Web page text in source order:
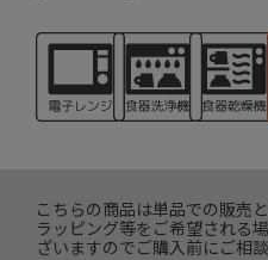
こちらの商品は単品での販売と
ラッピング等をご希望される
ざいますのでご購入前にご相談